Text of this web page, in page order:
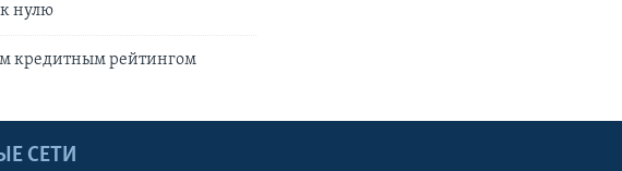
нулю
кредитным рейтингом
СЕТИ